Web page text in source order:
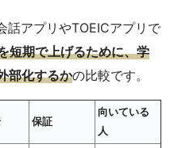
話アプリやTOEICアプリで
短期で上げるために、学
部化するかの比較です。
保証
向いている
人